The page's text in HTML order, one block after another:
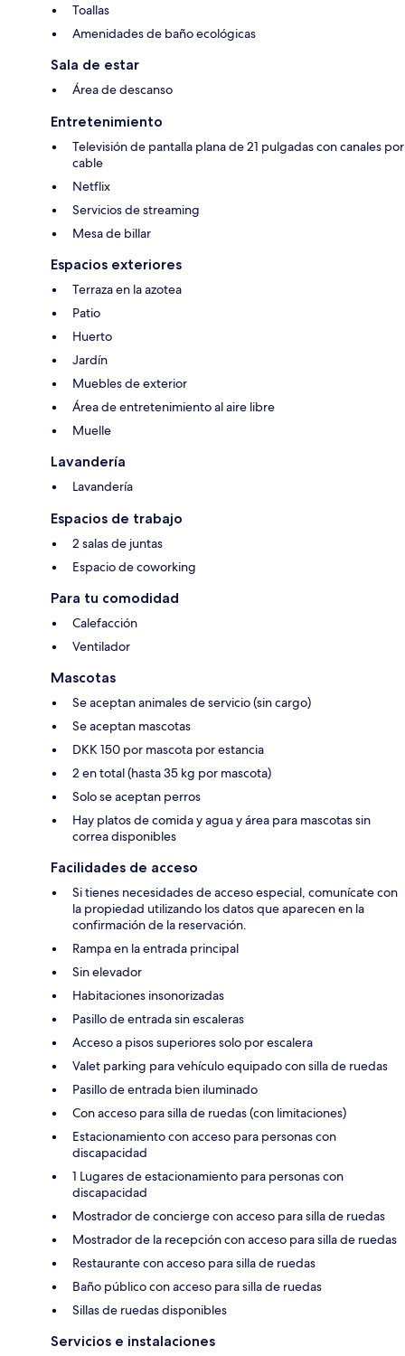
Toallas
Amenidades de baño ecológicas
Sala de estar
Área de descanso
Entretenimiento
Televisión de pantalla plana de 21 pulgadas con canales por
cable
Netflix
Servicios de streaming
Mesa de billar
Espacios exteriores
Terraza en la azotea
Patio
Huerto
Jardín
Muebles de exterior
Área de entretenimiento al aire libre
Muelle
Lavandería
Lavandería
Espacios de trabajo
2 salas de juntas
Espacio de coworking
Para tu comodidad
Calefacción
Ventilador
Mascotas
Se aceptan animales de servicio (sin cargo)
Se aceptan mascotas
DKK 150 por mascota por estancia
2 en total (hasta 35 kg por mascota)
Solo se aceptan perros
Hay platos de comida y agua y área para mascotas sin
correa disponibles
Facilidades de acceso
Si tienes necesidades de acceso especial, comunícate con
la propiedad utilizando los datos que aparecen en la
confirmación de la reservación.
Rampa en la entrada principal
Sin elevador
Habitaciones insonorizadas
Pasillo de entrada sin escaleras
Acceso a pisos superiores solo por escalera
Valet parking para vehículo equipado con silla de ruedas
Pasillo de entrada bien iluminado
Con acceso para silla de ruedas (con limitaciones)
Estacionamiento con acceso para personas con
discapacidad
1 Lugares de estacionamiento para personas con
discapacidad
Mostrador de concierge con acceso para silla de ruedas
Mostrador de la recepción con acceso para silla de ruedas
Restaurante con acceso para silla de ruedas
Baño público con acceso para silla de ruedas
Sillas de ruedas disponibles
Servicios e instalaciones